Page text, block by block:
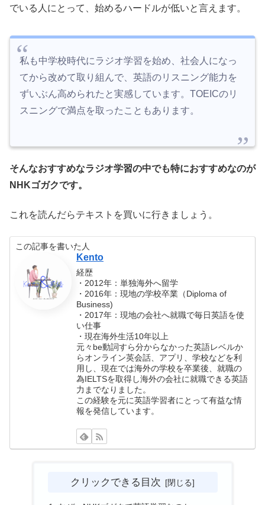
でいる人にとって、始めるハードルが低いと言えます。
私も中学校時代にラジオ学習を始め、社会人になっ
てから改めて取り組んで、英語のリスニング能力を
ずいぶん高められたと実感しています。TOEICのリ
スニングで満点を取ったこともあります。
そんなおすすめなラジオ学習の中でも特におすすめなのが
NHKゴガクです。
これを読んだらテキストを買いに行きましょう。
この記事を書いた人
Kento
経歴
・2012年：単独海外へ留学
・2016年：現地の学校卒業（Diploma of
Business)
・2017年：現地の会社へ就職で毎日英語を使
い仕事
・現在海外生活10年以上
元々be動詞すら分からなかった英語レベルか
らオンライン英会話、アプリ、学校などを利
用し、現在では海外の学校を卒業後、就職の
為IELTSを取得し海外の会社に就職できる英語
力までなりました。
この経験を元に英語学習者にとって有益な情
報を発信しています。
クリックできる目次